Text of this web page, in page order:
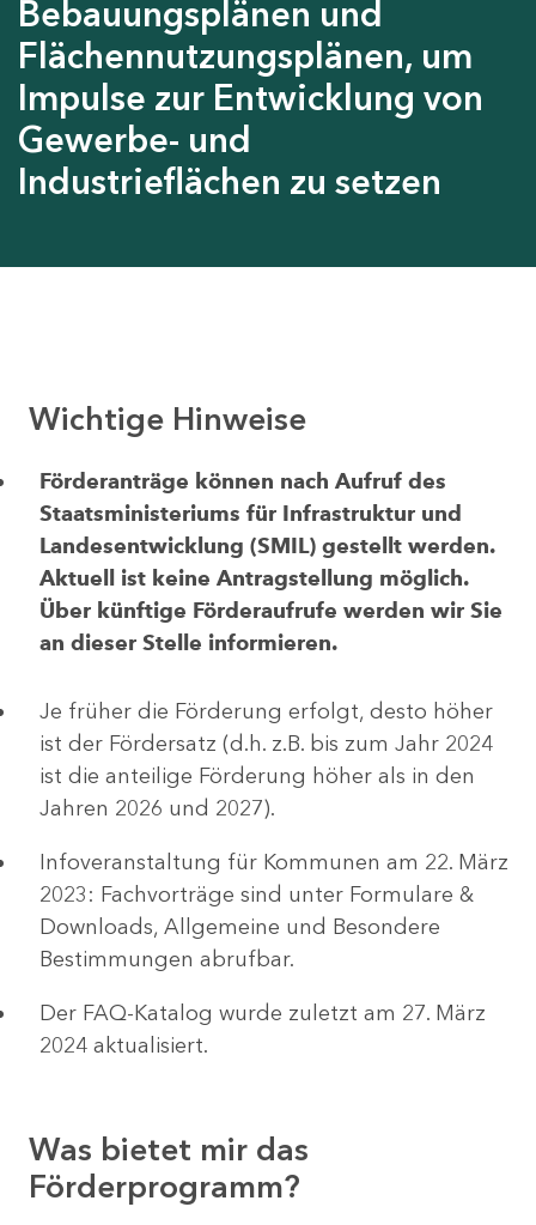
Bebauungsplänen und
Flächennutzungsplänen, um
Impulse zur Entwicklung von
Gewerbe- und
Industrieflächen zu setzen
Wichtige Hinweise
Förderanträge können nach Aufruf des
Staatsministeriums für Infrastruktur und
Landesentwicklung (SMIL) gestellt werden.
Aktuell ist keine Antragstellung möglich.
Über künftige Förderaufrufe werden wir Sie
an dieser Stelle informieren.
Je früher die Förderung erfolgt, desto höher
ist der Fördersatz (d.h. z.B. bis zum Jahr 2024
ist die anteilige Förderung höher als in den
Jahren 2026 und 2027).
Infoveranstaltung für Kommunen am 22. März
2023: Fachvorträge sind unter Formulare &
Downloads, Allgemeine und Besondere
Bestimmungen abrufbar.
Der FAQ-Katalog wurde zuletzt am 27. März
2024 aktualisiert.
Was bietet mir das
Förderprogramm?